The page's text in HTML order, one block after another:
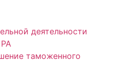
деятельности
таможенного